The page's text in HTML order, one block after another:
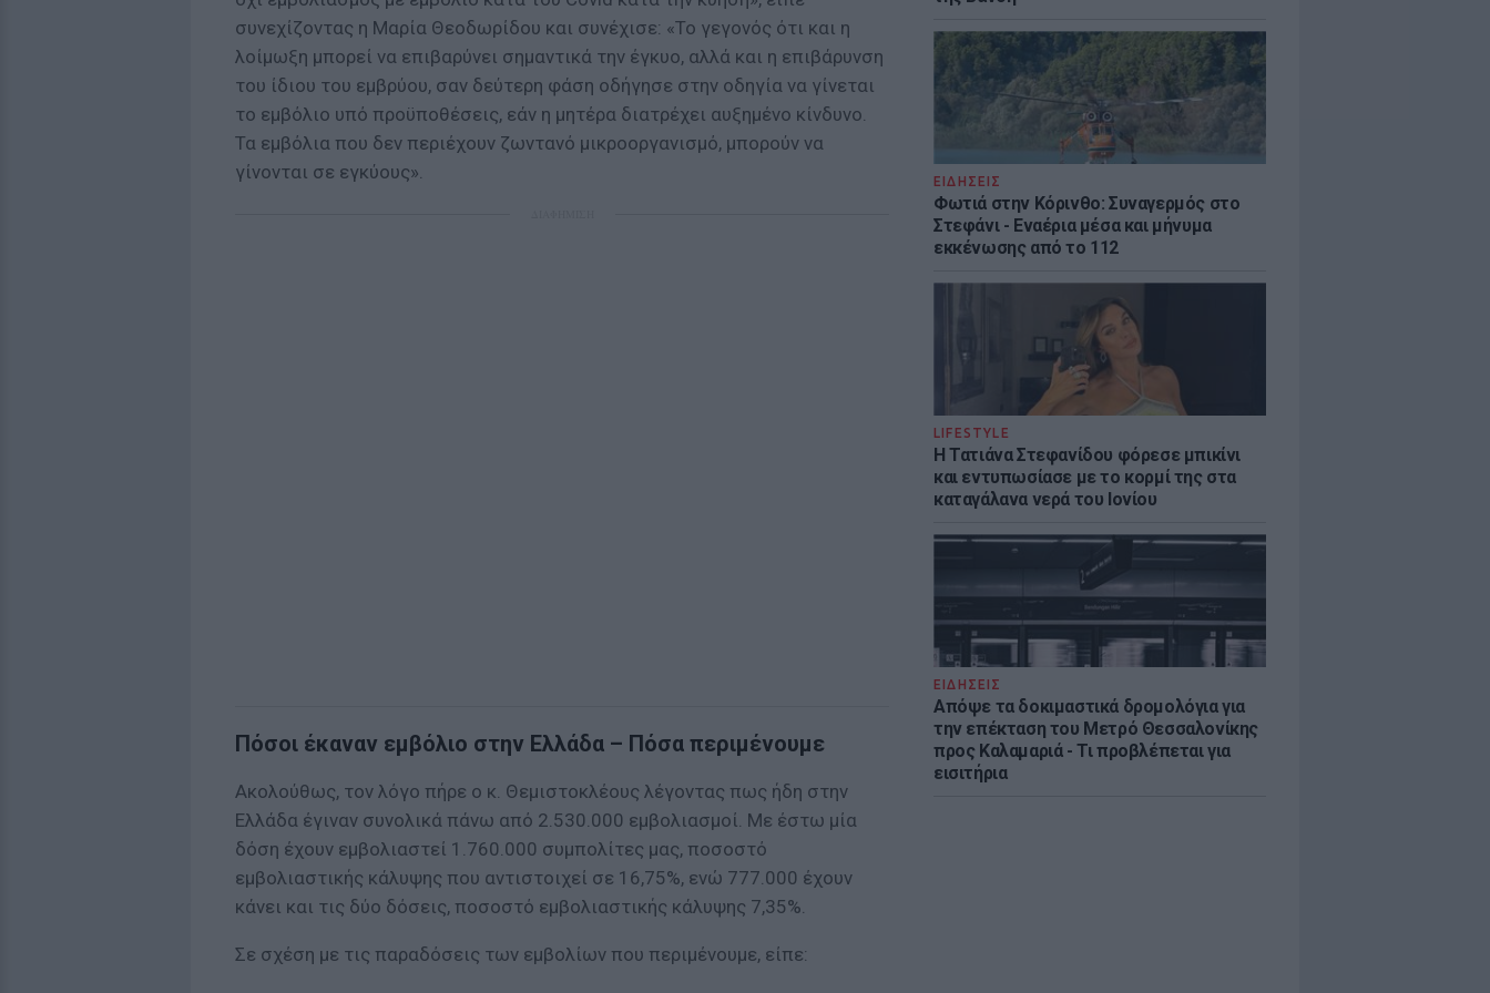
ΕΙΔΗΣΕΙΣ
Φωτιά στην Κόρινθο: Συναγερμός στο
Στεφάνι - Εναέρια μέσα και μήνυμα
εκκένωσης από το 112
LIFESTYLE
Η Τατιάνα Στεφανίδου φόρεσε μπικίνι
και εντυπωσίασε με το κορμί της στα
καταγάλανα νερά του Ιονίου
ΕΙΔΗΣΕΙΣ
Απόψε τα δοκιμαστικά δρομολόγια για
την επέκταση του Μετρό Θεσσαλονίκης
προς Καλαμαριά - Τι προβλέπεται για
εισιτήρια
συνεχίζοντας η Μαρία Θεοδωρίδου και συνέχισε: «Το γεγονός ότι και η
λοίμωξη μπορεί να επιβαρύνει σημαντικά την έγκυο, αλλά και η επιβάρυνση
του ίδιου του εμβρύου, σαν δεύτερη φάση οδήγησε στην οδηγία να γίνεται
το εμβόλιο υπό προϋποθέσεις, εάν η μητέρα διατρέχει αυξημένο κίνδυνο.
Τα εμβόλια που δεν περιέχουν ζωντανό μικροοργανισμό, μπορούν να
γίνονται σε εγκύους».
Πόσοι έκαναν εμβόλιο στην Ελλάδα – Πόσα περιμένουμε
Ακολούθως, τον λόγο πήρε ο κ. Θεμιστοκλέους λέγοντας πως ήδη στην
Ελλάδα έγιναν συνολικά πάνω από 2.530.000 εμβολιασμοί. Με έστω μία
δόση έχουν εμβολιαστεί 1.760.000 συμπολίτες μας, ποσοστό
εμβολιαστικής κάλυψης που αντιστοιχεί σε 16,75%, ενώ 777.000 έχουν
κάνει και τις δύο δόσεις, ποσοστό εμβολιαστικής κάλυψης 7,35%.
Σε σχέση με τις παραδόσεις των εμβολίων που περιμένουμε, είπε: